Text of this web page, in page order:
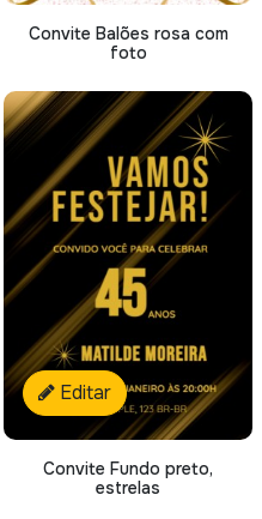
Convite Balões rosa com
foto
Editar
Convite Fundo preto,
estrelas